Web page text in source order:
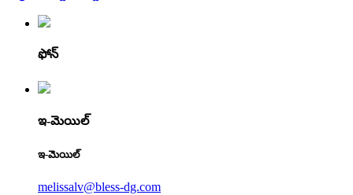
ఫోన్
ఇ-మెయిల్
ఇ-మెయిల్
melissalv@bless-dg.com